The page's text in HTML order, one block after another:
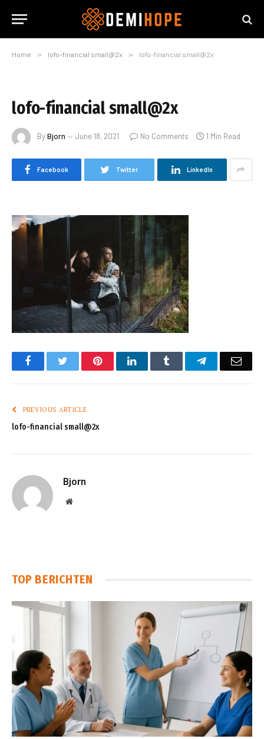
Home » lofo-financial small@2x » lofo-financial small@2x
lofo-financial small@2x
ByBjorn June 18, 2021 No Comments 1 Min Read
Facebook Twitter LinkedIn
FacebookTwitter PinterestLinkedIn Tumblr Telegram
PREVIOUS ARTICLE
lofo-financial small@2x
Bjorn
Website
TOP BERICHTEN